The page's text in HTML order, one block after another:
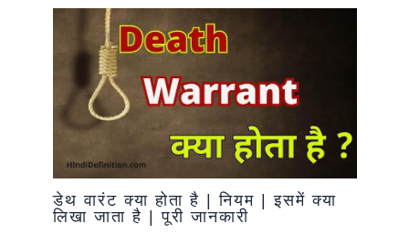
डेथ वारंट क्या होता है | नियम | इसमें क्या
लिखा जाता है | पूरी जानकारी